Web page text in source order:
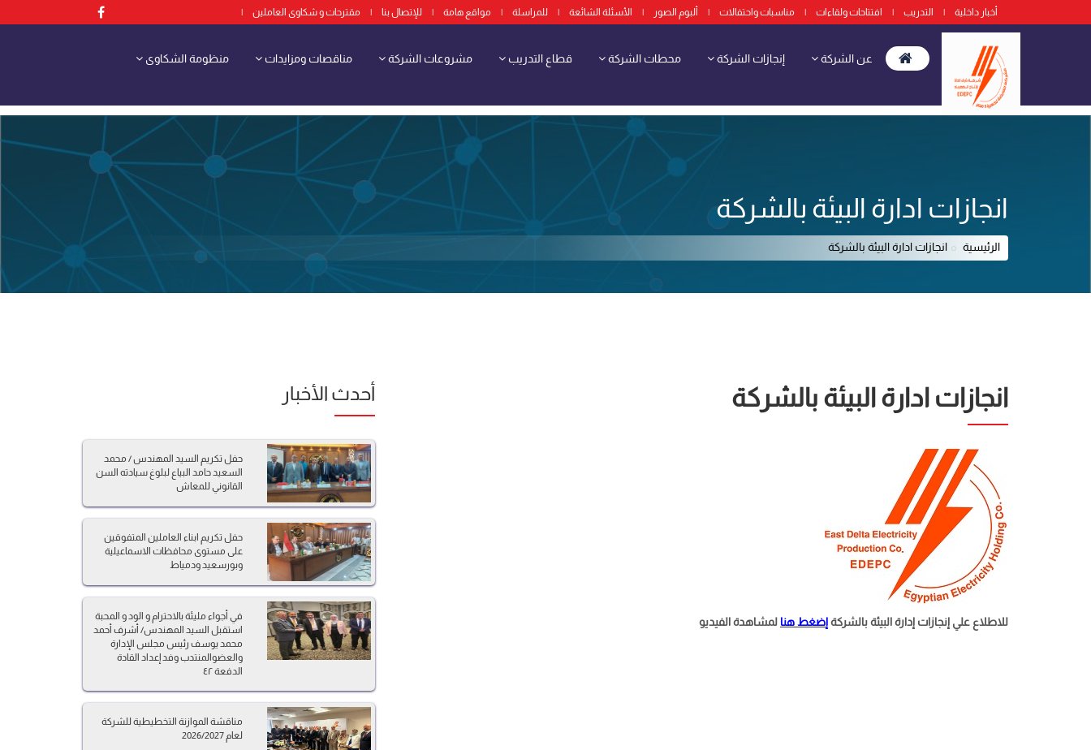
أخبار داخلية | التدريب | افتتاحات ولقاءات | مناسبات واحتفالات | ألبوم الصور | الأسئلة الشائعة | للمراسلة | مواقع هامة | للإتصال بنا | مقترحات و شكاوى العاملين |
عن الشركة إنجازات الشركة محطات الشركة قطاع التدريب مشروعات الشركة مناقصات ومزايدات منظومة الشكاوى
انجازات ادارة البيئة بالشركة
الرئيسية انجازات ادارة البيئة بالشركة
انجازات ادارة البيئة بالشركة
للاطلاع علي إنجازات إدارة البيئة بالشركةإضغط هنا لمشاهدة الفيديو
أحدث الأخبار
حفل تكريم السيد المهندس / محمد
السعيد حامد البياع لبلوغ سيادته السن
القانوني للمعاش
حفل تكريم ابناء العاملين المتفوقين
على مستوى محافظات الاسماعيلية
وبورسعيد ودمياط
في أجواء مليئة بالاحترام و الود و المحبة
استقبل السيد المهندس/ أشرف أحمد
محمد يوسف رئيس مجلس الإدارة
والعضوالمنتدب وفد إعداد القادة
الدفعة ٤٢
مناقشة الموازنة التخطيطية للشركة
لعام 2026/2027